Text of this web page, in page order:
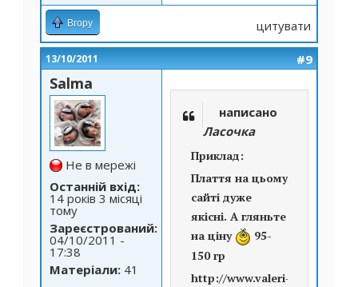
Вгору цитувати
13/10/2011 #9
Salma
Не в мережі
Останній вхід:
14 років 3 місяці
тому
Зареєстрований:
04/10/2011 -
17:38
Матеріали: 41
написано
Ласочка
Приклад:
Плаття на цьому
сайті дуже
якісні. А гляньте
на ціну
95-
150 гр
http://www.valeri-